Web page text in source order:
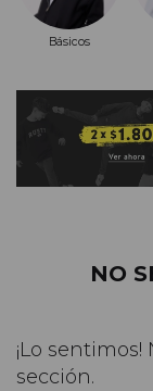
Básicos
NO
¡Lo
sección.